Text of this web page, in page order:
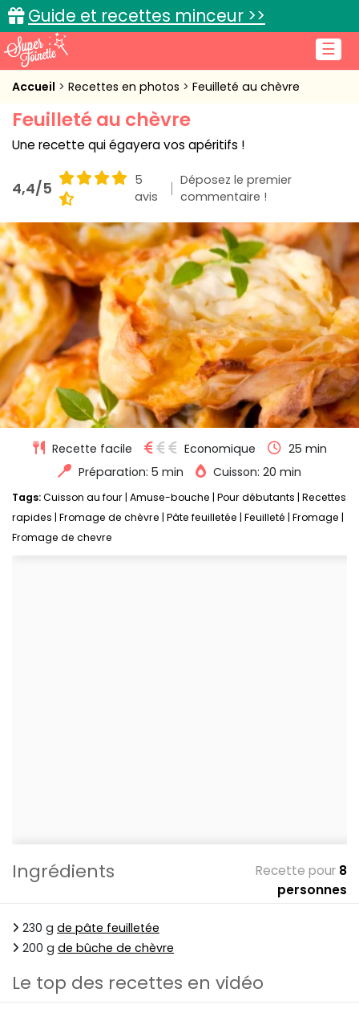
☰
Guide et recettes minceur >>
Accueil
Recettes de cuisine
Cuisine pratique
L'actu cuisine
Connexion
Accueil Recettes en photos Feuilleté au chèvre
Feuilleté au chèvre
Une recette qui égayera vos apéritifs !
4,4/5
5
avis
Déposez le premier
commentaire !
Recette facile Economique
25 min
Préparation: 5 min
Cuisson: 20 min
Tags:Cuisson au four Amuse-bouche Pour débutants Recettes
rapides Fromage de chèvre Pâte feuilletée Feuilleté Fromage
Fromage de chevre
Ingrédients Recette pour 8
personnes
230 g de pâte feuilletée
200 g de bûche de chèvre
Le top des recettes en vidéo